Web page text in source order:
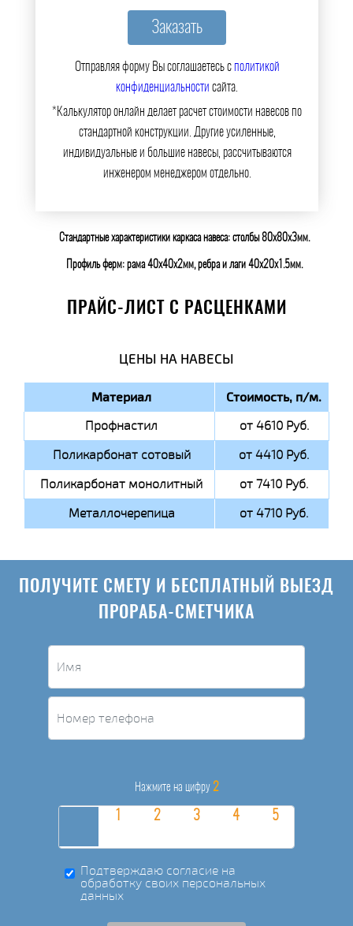
Отправляя форму Вы соглашаетесь сполитикой
конфиденциальности сайта.
*Калькулятор онлайн делает расчет стоимости навесов по
стандартной конструкции. Другие усиленные,
индивидуальные и большие навесы, рассчитываются
инженером менеджером отдельно.
Стандартные характеристики каркаса навеса: столбы 80х80х3мм.
Профиль ферм: рама 40х40х2мм, ребра и лаги 40х20х1.5мм.
ПРАЙС-ЛИСТ С РАСЦЕНКАМИ
ЦЕНЫ НА НАВЕСЫ
Материал Стоимость, п/м.
Профнастил
от 4610 Руб.
Поликарбонат сотовый
от 4410 Руб.
Поликарбонат монолитный
от 7410 Руб.
Металлочерепица
от 4710 Руб.
ПОЛУЧИТЕ СМЕТУ И БЕСПЛАТНЫЙ ВЫЕЗД
ПРОРАБА-СМЕТЧИКА
Нажмите на цифру 2
Подтверждаю согласие на
обработку своих персональных
данных